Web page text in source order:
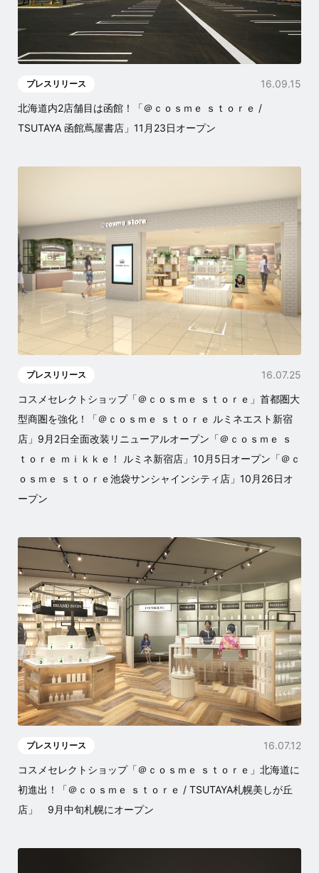
プレスリリース
16.09.15
北海道内2店舗目は函館！「＠ｃｏｓｍｅ ｓｔｏｒｅ /
TSUTAYA 函館蔦屋書店」11月23日オープン
プレスリリース
16.07.25
コスメセレクトショップ「＠ｃｏｓｍｅ ｓｔｏｒｅ」首都圏大
型商圏を強化！「＠ｃｏｓｍｅ ｓｔｏｒｅ ルミネエスト新宿
店」9月2日全面改装リニューアルオープン「＠ｃｏｓｍｅ ｓ
ｔｏｒｅ ｍｉｋｋｅ！ ルミネ新宿店」10月5日オープン「＠ｃ
ｏｓｍｅ ｓｔｏｒｅ池袋サンシャインシティ店」10月26日オ
ープン
プレスリリース
16.07.12
コスメセレクトショップ「＠ｃｏｓｍｅ ｓｔｏｒｅ」北海道に
初進出！「＠ｃｏｓｍｅ ｓｔｏｒｅ / TSUTAYA札幌美しが丘
店」 9月中旬札幌にオープン